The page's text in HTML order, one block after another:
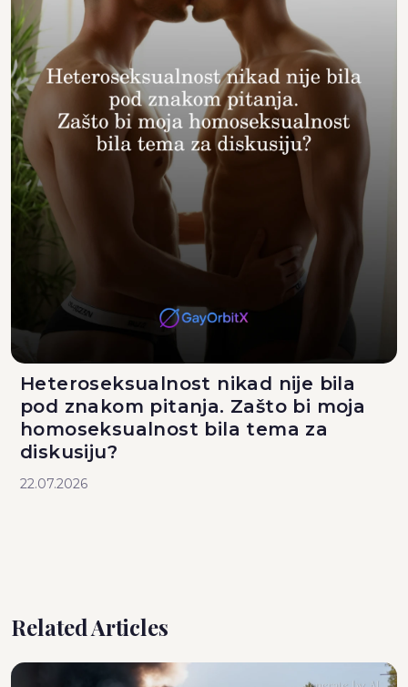
Heteroseksualnost nikad nije bila
pod znakom pitanja. Zašto bi moja
homoseksualnost bila tema za
diskusiju?
22.07.2026
Related Articles